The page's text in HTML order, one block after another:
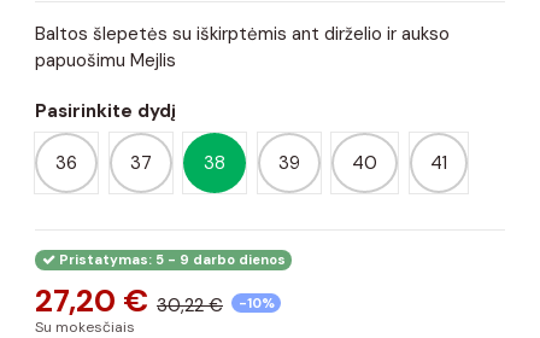
Baltos šlepetės su iškirptėmis ant dirželio ir aukso
papuošimu Mejlis
Pasirinkite dydį
36 37 38 39 40 41
Pristatymas: 5 - 9 darbo dienos
27,20 € 30,22 € -10%
Su mokesčiais